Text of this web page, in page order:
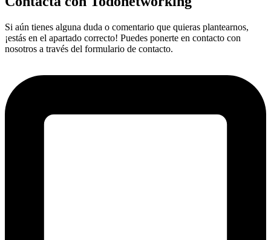
Si aún tienes alguna duda o comentario que quieras plantearnos,
¡estás en el apartado correcto! Puedes ponerte en contacto con
nosotros a través del formulario de contacto.